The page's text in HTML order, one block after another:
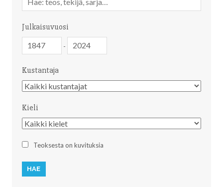
sanahaku
Julkaisuvuosi
-
Kustantaja
Kustantaja
Kieli
Kieli
Teoksesta on kuvituksia